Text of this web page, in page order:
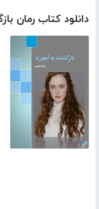
دانلود کتاب رمان